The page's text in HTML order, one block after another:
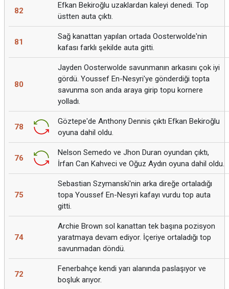
82
Efkan Bekiroğlu uzaklardan kaleyi denedi. Top
üstten auta çıktı.
81
Sağ kanattan yapılan ortada Oosterwolde'nin
kafası farklı şekilde auta gitti.
80
Jayden Oosterwolde savunmanın arkasını çok iyi
gördü. Youssef En-Nesyri'ye gönderdiği topta
savunma son anda araya girip topu kornere
yolladı.
78
Göztepe'de Anthony Dennis çıktı Efkan Bekiroğlu
oyuna dahil oldu.
76
Nelson Semedo ve Jhon Duran oyundan çıktı,
İrfan Can Kahveci ve Oğuz Aydın oyuna dahil oldu.
75
Sebastian Szymanski'nin arka direğe ortaladığı
topa Youssef En-Nesyri kafayı vurdu top auta
gitti.
74
Archie Brown sol kanattan tek başına pozisyon
yaratmaya devam ediyor. İçeriye ortaladığı top
savunmadan döndü.
72
Fenerbahçe kendi yarı alanında paslaşıyor ve
boşluk arıyor.